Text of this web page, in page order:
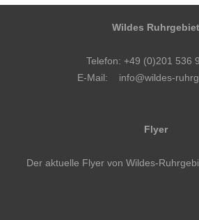
Wildes Ruhrgebiet
Telefon: +49 (0)201 536
E-Mail: info@wildes-
Flyer
Der aktuelle Flyer von Wildes-